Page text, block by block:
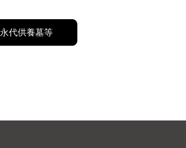
永代供養墓等